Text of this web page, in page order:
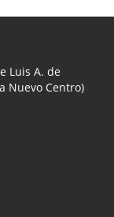
a
Luis A. de
Nuevo Centro)